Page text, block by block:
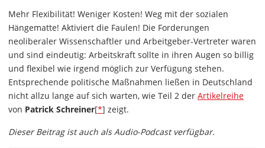
Mehr Flexibilität! Weniger Kosten! Weg mit der sozialen
Hängematte! Aktiviert die Faulen! Die Forderungen
neoliberaler Wissenschaftler und Arbeitgeber-Vertreter waren
und sind eindeutig: Arbeitskraft sollte in ihren Augen so billig
und flexibel wie irgend möglich zur Verfügung stehen.
Entsprechende politische Maßnahmen ließen in Deutschland
nicht allzu lange auf sich warten, wie Teil 2 der Artikelreihe
von Patrick Schreiner[*] zeigt.
Dieser Beitrag ist auch als Audio-Podcast verfügbar.